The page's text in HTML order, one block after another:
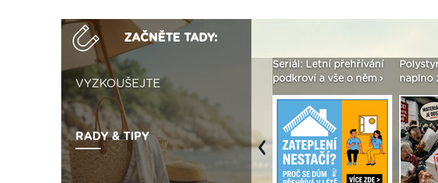
ZAČNĚTE TADY:
VYZKOUŠEJTE
RADY & TIPY
Vytvořte si vizualizaci
seženeme! ›
Seriál: Letní přehřívání
podkroví a vše o něm ›
naplno
Previous